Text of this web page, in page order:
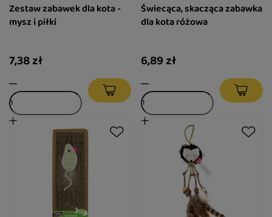
Zestaw zabawek dla kota -
mysz i piłki
7,38 zł
Świecąca, skacząca zabawka
dla kota różowa
6,89 zł